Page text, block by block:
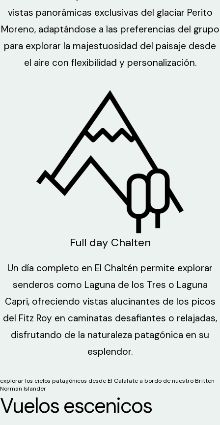
vistas panorámicas exclusivas del glaciar Perito
Moreno, adaptándose a las preferencias del grupo
para explorar la majestuosidad del paisaje desde
el aire con flexibilidad y personalización.
Full day Chalten
Un día completo en El Chaltén permite explorar
senderos como Laguna de los Tres o Laguna
Capri, ofreciendo vistas alucinantes de los picos
del Fitz Roy en caminatas desafiantes o relajadas,
disfrutando de la naturaleza patagónica en su
esplendor.
explorar los cielos patagónicos desde El Calafate a bordo de nuestro Britten
Norman Islander
Vuelos escenicos